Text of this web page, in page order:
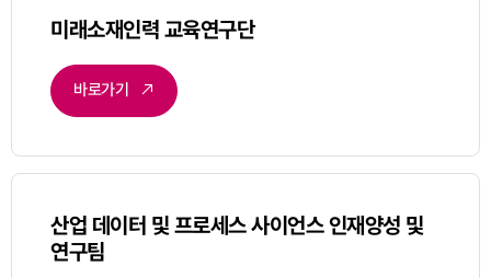
미래소재인력 교육연구단
바로가기
산업 데이터 및 프로세스 사이언스 인재양성 및
연구팀